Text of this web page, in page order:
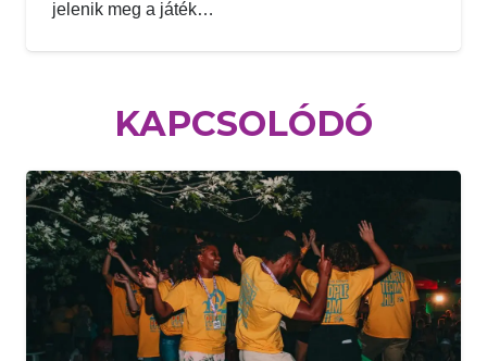
jelenik meg a játék…
KAPCSOLÓDÓ